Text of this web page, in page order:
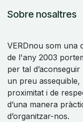
Sobre nosaltres
VERDnou som una
de l'any 2003
per tal
un preu
proximitat i de
d’una manera
d’organitzar-nos.